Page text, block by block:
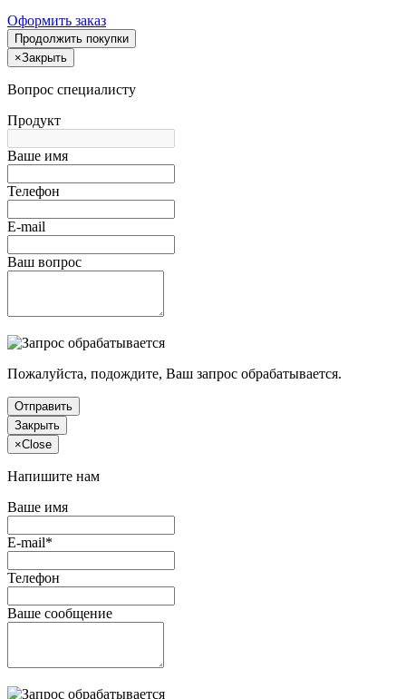
Оформить заказ
Продолжить покупки
×Закрыть
Вопрос специалисту
Продукт
Ваше имя
Телефон
E-mail
Ваш вопрос
Пожалуйста, подождите, Ваш запрос обрабатывается.
Отправить
Закрыть
×Close
Напишите нам
Ваше имя
E-mail*
Телефон
Ваше сообщение